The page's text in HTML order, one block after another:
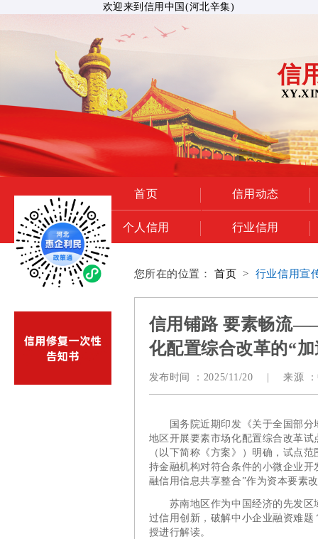
欢迎来到信用中国(河北辛集)
信
首页 信用动态
个人信用 行业信用
您所在的位置： 首页 > 行业信用宣
信用铺路 要素畅流
化配置综合改革的“
发布时间 ： 2025/11/20 来源 ：
国务院近期印发《关于全国部分
地区开展要素市场化配置综合改革
（以下简称《方案》）明确，试点
持金融机构对符合条件的小微企业
融信用信息共享整合”作为资本要素
苏南地区作为中国经济的先发区
过信用创新，破解中小企业融资难
授进行解读。